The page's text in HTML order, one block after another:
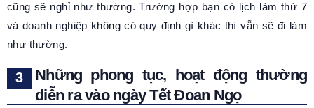
cũng sẽ nghỉ như thường. Trường hợp bạn có lịch làm thứ 7
và doanh nghiệp không có quy định gì khác thì vẫn sẽ đi làm
như thường.
Những phong tục, hoạt động thường
diễn ra vào ngày Tết Đoan Ngọ